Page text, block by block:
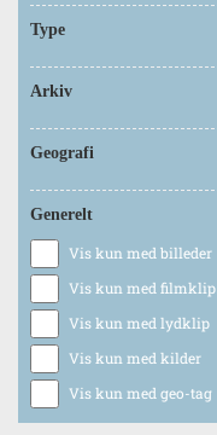
Type
Arkiv
Geografi
Generelt
Vis kun med billeder
Vis kun med filmklip
Vis kun med lydklip
Vis kun med kilder
Vis kun med geo-tag